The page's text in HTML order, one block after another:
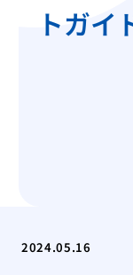
トガイ
2024.05.16